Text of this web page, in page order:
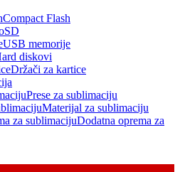
Compact Flash
USB memorije
diskovi
Držači za kartice
Prese za sublimaciju
Materijal za sublimaciju
Dodatna oprema za